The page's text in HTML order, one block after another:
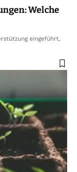
Welche
eingeführt,